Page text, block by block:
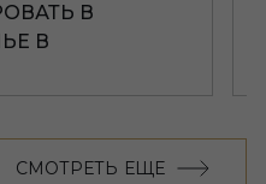
В
В
СМОТРЕТЬ ЕЩЕ